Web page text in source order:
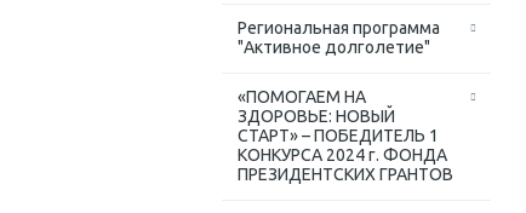
Региональная программа
"Активное долголетие"
«ПОМОГАЕМ НА
ЗДОРОВЬЕ: НОВЫЙ
СТАРТ» – ПОБЕДИТЕЛЬ 1
КОНКУРСА 2024 г. ФОНДА
ПРЕЗИДЕНТСКИХ ГРАНТОВ